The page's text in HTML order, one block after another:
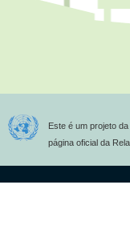
Este é um projeto
página oficial da